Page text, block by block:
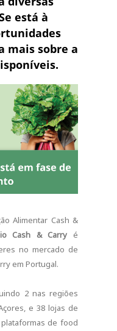
está à
mais sobre a
Alimentar Cash &
Cash & Carry é
no mercado de
em Portugal.
2 nas regiões
e 38 lojas de
de food